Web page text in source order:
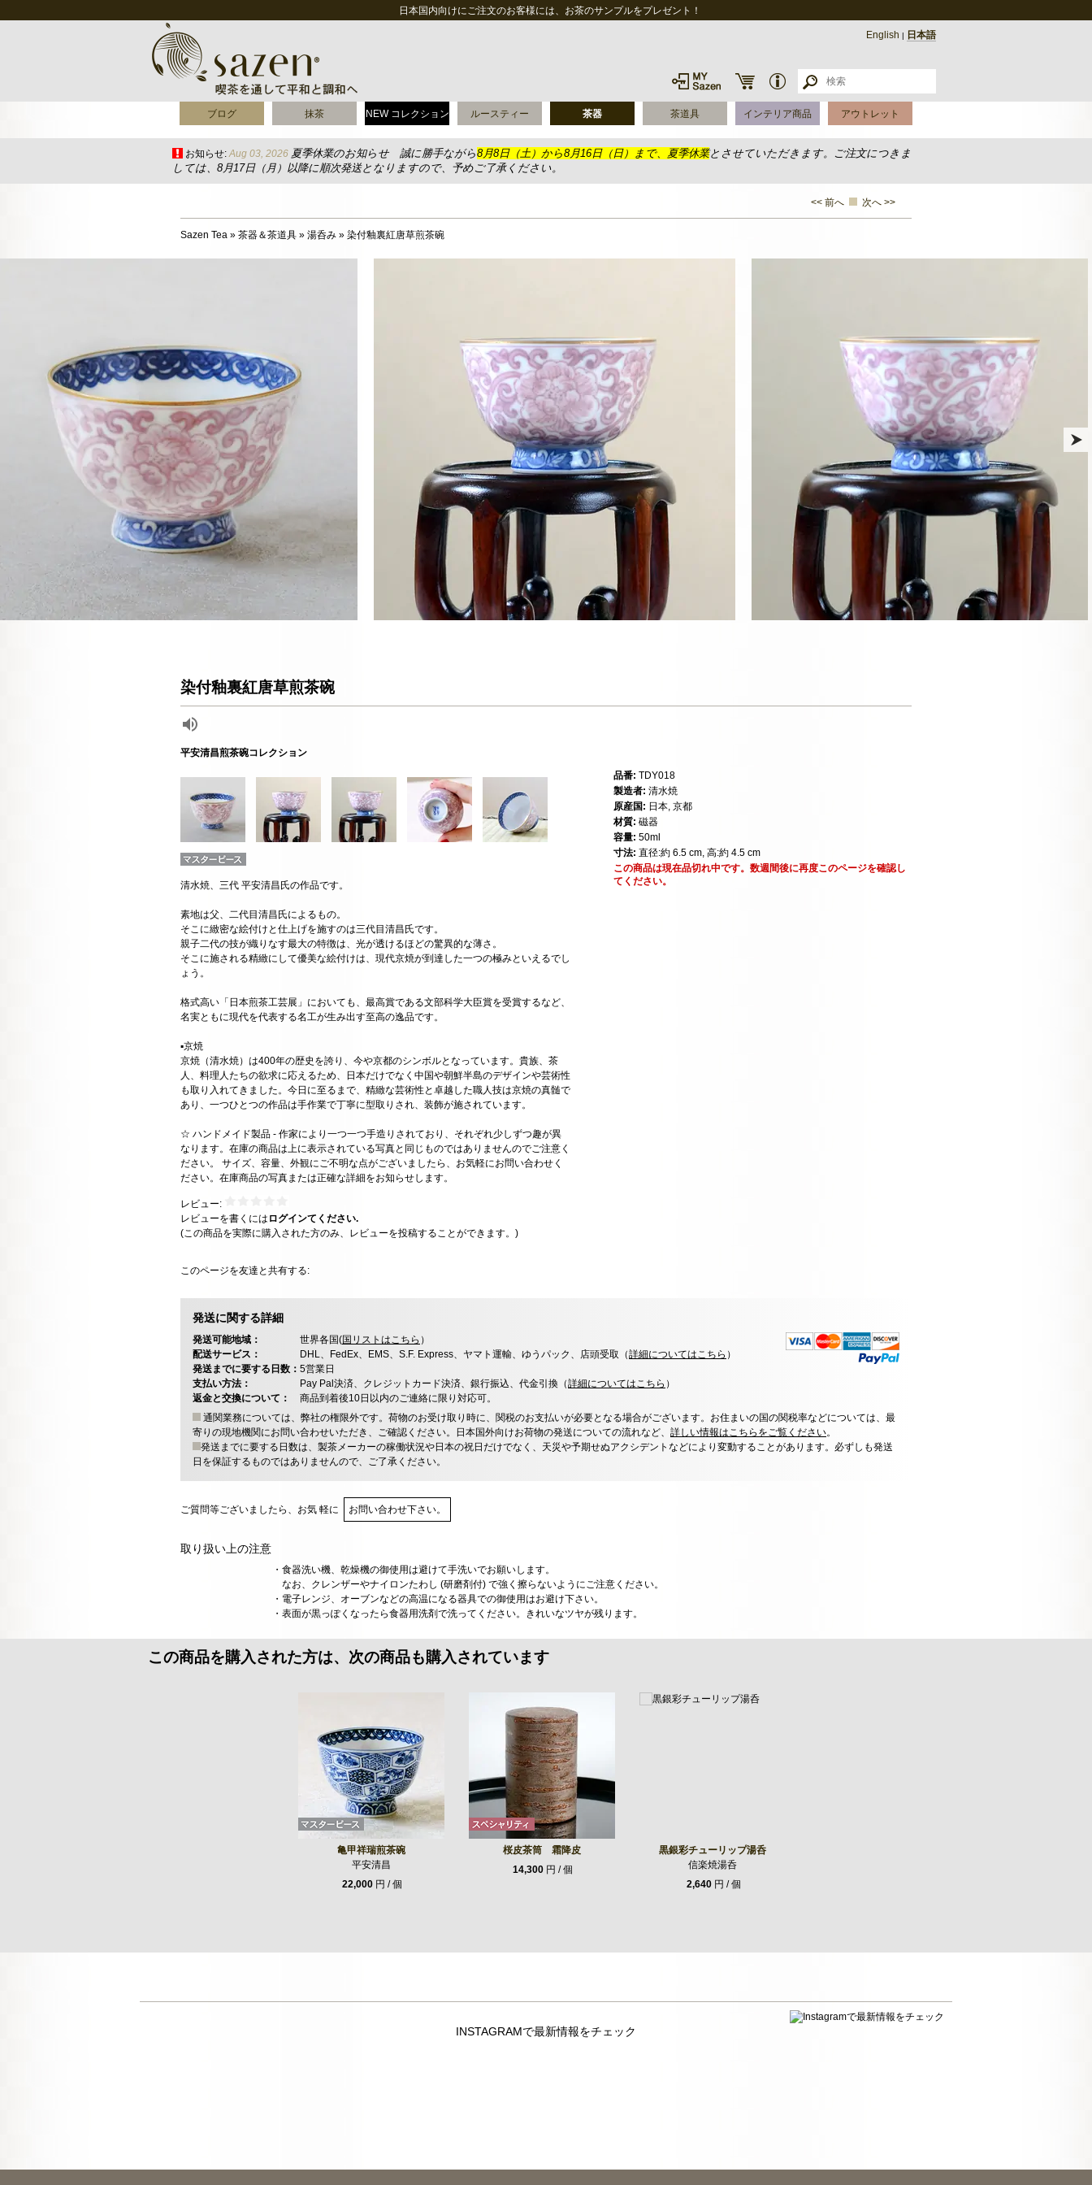
日本国内向けにご注文のお客様には、お茶のサンプルをプレゼント！
English | 日本語
ブログ 抹茶 NEW コレクション ルースティー 茶器 茶道具 インテリア商品 アウトレット
お知らせ: Aug 03, 2026 夏季休業のお知らせ 誠に勝手ながら8月8日（土）から8月16日（日）まで、夏季休業とさせていただきます。ご注文につきま
しては、8月17日（月）以降に順次発送となりますので、予めご了承ください。
<< 前へ 次へ >>
Sazen Tea » 茶器＆茶道具 » 湯呑み » 染付釉裏紅唐草煎茶碗
染付釉裏紅唐草煎茶碗
平安清昌煎茶碗コレクション
清水焼、三代 平安清昌氏の作品です。
素地は父、二代目清昌氏によるもの。
そこに緻密な絵付けと仕上げを施すのは三代目清昌氏です。
親子二代の技が織りなす最大の特徴は、光が透けるほどの驚異的な薄さ。
そこに施される精緻にして優美な絵付けは、現代京焼が到達した一つの極みといえるでし
ょう。
格式高い「日本煎茶工芸展」においても、最高賞である文部科学大臣賞を受賞するなど、
名実ともに現代を代表する名工が生み出す至高の逸品です。
▪️京焼
京焼（清水焼）は400年の歴史を誇り、今や京都のシンボルとなっています。貴族、茶
人、料理人たちの欲求に応えるため、日本だけでなく中国や朝鮮半島のデザインや芸術性
も取り入れてきました。今日に至るまで、精緻な芸術性と卓越した職人技は京焼の真髄で
あり、一つひとつの作品は手作業で丁寧に型取りされ、装飾が施されています。
☆ ハンドメイド製品 - 作家により一つ一つ手造りされており、それぞれ少しずつ趣が異
なります。在庫の商品は上に表示されている写真と同じものではありませんのでご注意く
ださい。 サイズ、容量、外観にご不明な点がございましたら、お気軽にお問い合わせく
ださい。在庫商品の写真または正確な詳細をお知らせします。
レビュー:
レビューを書くには ログインてください.
(この商品を実際に購入された方のみ、レビューを投稿することができます。)
このページを友達と共有する:
品番: TDY018
製造者: 清水焼
原産国: 日本, 京都
材質: 磁器
容量: 50ml
寸法: 直径:約 6.5 cm, 高:約 4.5 cm
この商品は現在品切れ中です。数週間後に再度このページを確認し
てください。
発送に関する詳細
発送可能地域： 世界各国(国リストはこちら ）
配送サービス：
DHL、FedEx、EMS、S.F. Express、ヤマト運輸、ゆうパック、店頭受取（詳細についてはこちら ）
発送までに要する日数： 5営業日
支払い方法：
Pay Pal決済、クレジットカード決済、銀行振込、代金引換（詳細についてはこちら ）
返金と交換について：
商品到着後10日以内のご連絡に限り対応可。
通関業務については、弊社の権限外です。荷物のお受け取り時に、関税のお支払いが必要となる場合がございます。お住まいの国の関税率などについては、最
寄りの現地機関にお問い合わせいただき、ご確認ください。日本国外向けお荷物の発送についての流れなど、 詳しい情報はこちらをご覧ください。
発送までに要する日数は、製茶メーカーの稼働状況や日本の祝日だけでなく、天災や予期せぬアクシデントなどにより変動することがあります。必ずしも発送
日を保証するものではありませんので、ご了承ください。
ご質問等ございましたら、お気 軽に お問い合わせ下さい。
取り扱い上の注意
・食器洗い機、乾燥機の御使用は避けて手洗いでお願いします。
なお、クレンザーやナイロンたわし (研磨剤付) で強く擦らないようにご注意ください。
・電子レンジ、オーブンなどの高温になる器具での御使用はお避け下さい。
・表面が黒っぽくなったら食器用洗剤で洗ってください。きれいなツヤが残ります。
この商品を購入された方は、次の商品も購入されています
亀甲祥瑞煎茶碗
平安清昌
22,000 円 / 個
桜皮茶筒 霜降皮
14,300 円 / 個
黒銀彩チューリップ湯呑
信楽焼湯呑
2,640円 / 個
INSTAGRAMで最新情報をチェック